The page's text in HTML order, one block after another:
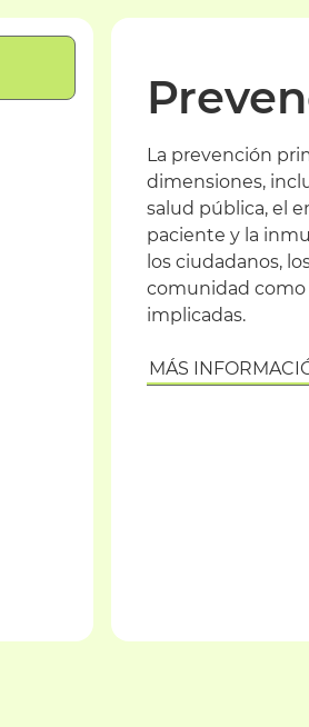
La prevención
dimensiones,
salud pública, el
paciente y la
los ciudadanos,
comunidad como
implicadas.
MÁS